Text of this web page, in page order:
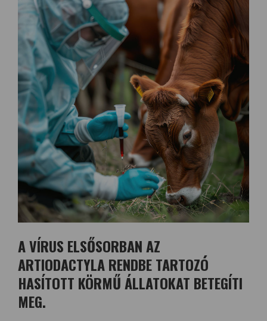
A VÍRUS ELSŐSORBAN AZ
ARTIODACTYLA RENDBE TARTOZÓ
HASÍTOTT KÖRMŰ ÁLLATOKAT BETEGÍTI
MEG.